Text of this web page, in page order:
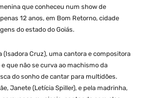
que conheceu num show de
12 anos, em Bom Retorno, cidade
do estado do Goiás.
(Isadora Cruz), uma cantora e compositora
que não se curva ao machismo da
do sonho de cantar para multidões.
Janete (Letícia Spiller), e pela madrinha,